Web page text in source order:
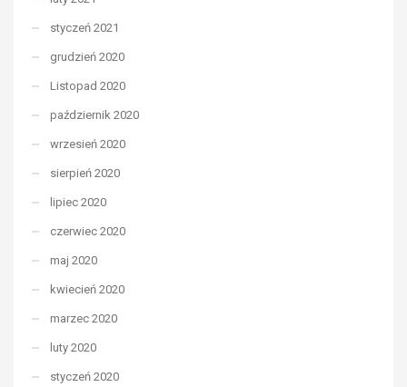
styczeń 2021
grudzień 2020
Listopad 2020
październik 2020
wrzesień 2020
sierpień 2020
lipiec 2020
czerwiec 2020
maj 2020
kwiecień 2020
marzec 2020
luty 2020
styczeń 2020